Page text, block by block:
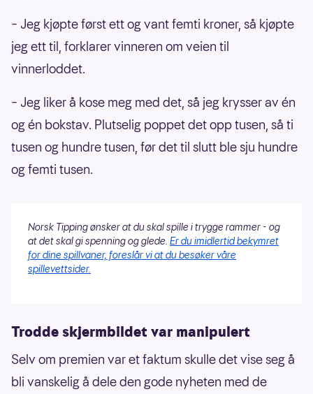
– Jeg kjøpte først ett og vant femti kroner, så kjøpte
jeg ett til, forklarer vinneren om veien til
vinnerloddet.
– Jeg liker å kose meg med det, så jeg krysser av én
og én bokstav. Plutselig poppet det opp tusen, så ti
tusen og hundre tusen, før det til slutt ble sju hundre
og femti tusen.
Norsk Tipping ønsker at du skal spille i trygge rammer - og
at det skal gi spenning og glede. Er du imidlertid bekymret
for dine spillvaner, foreslår vi at du besøker våre
spillevettsider.
Trodde skjermbildet var manipulert
Selv om premien var et faktum skulle det vise seg å
bli vanskelig å dele den gode nyheten med de